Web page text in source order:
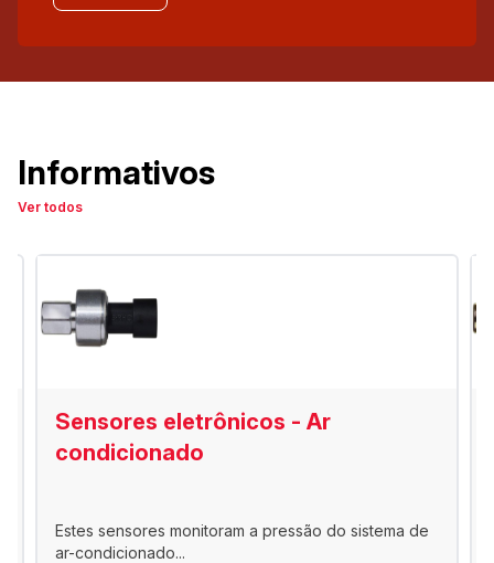
Informativos
Ver todos
Sensores eletrônicos - Ar
condicionado
Estes sensores monitoram a pressão do sistema de
ar-condicionado...